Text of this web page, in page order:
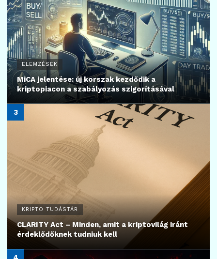
ELEMZÉSEK
MiCA jelentése: új korszak kezdődik a
kriptopiacon a szabályozás szigorításával
KRIPTO TUDÁSTÁR
CLARITY Act – Minden, amit a kriptovilág iránt
érdeklődőknek tudniuk kell